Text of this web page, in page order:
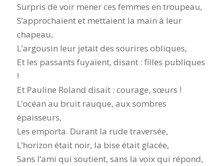
Surpris de voir mener ces femmes en troupeau,
S’approchaient et mettaient la main à leur
chapeau,
L’argousin leur jetait des sourires obliques,
Et les passants fuyaient, disant : filles publiques
!
Et Pauline Roland disait : courage, sœurs !
L’océan au bruit rauque, aux sombres
épaisseurs,
Les emporta. Durant la rude traversée,
L’horizon était noir, la bise était glacée,
Sans l’ami qui soutient, sans la voix qui répond,